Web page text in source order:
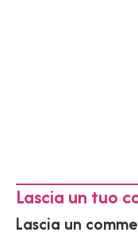
Lascia un tuo
Lascia un